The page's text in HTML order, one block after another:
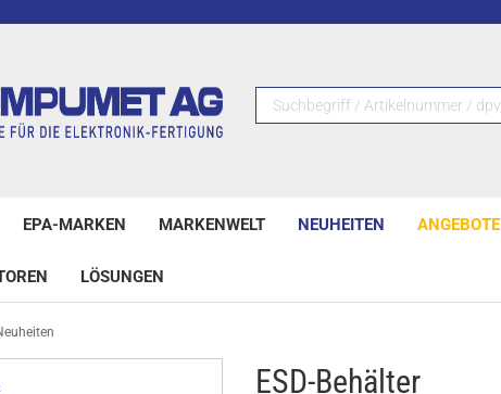
EPA-MARKEN MARKENWELT NEUHEITEN ANGEBOTE
LÖSUNGEN
ESD-Behälter